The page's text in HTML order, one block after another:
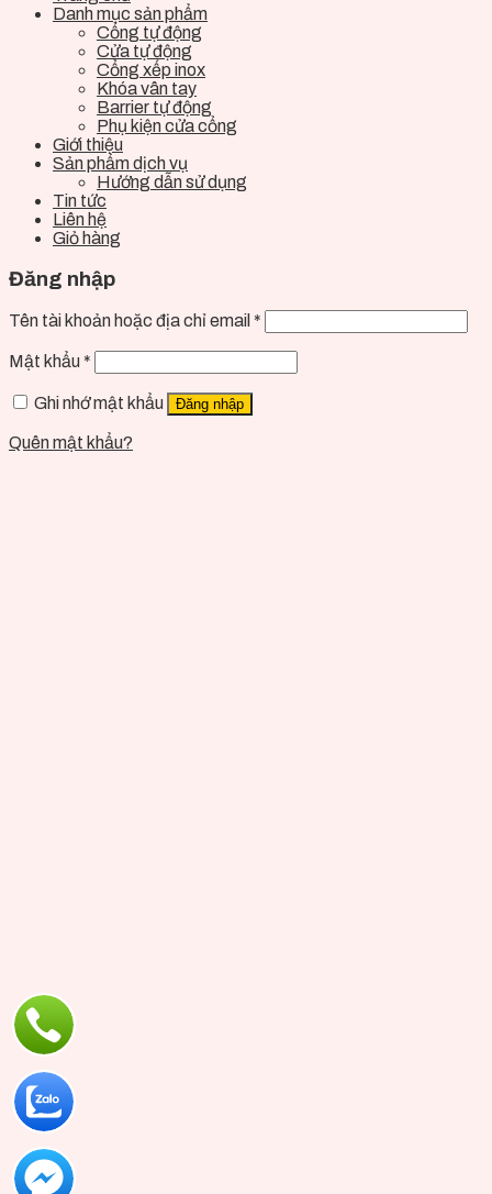
Danh mục sản phẩm
Cổng tự động
Cửa tự động
Cổng xếp inox
Khóa vân tay
Barrier tự động
Phụ kiện cửa cổng
Giới thiệu
Sản phẩm dịch vụ
Hướng dẫn sử dụng
Tin tức
Liên hệ
Giỏ hàng
Đăng nhập
Tên tài khoản hoặc địa chỉ email *
Mật khẩu *
Ghi nhớ mật khẩu Đăng nhập
Quên mật khẩu?